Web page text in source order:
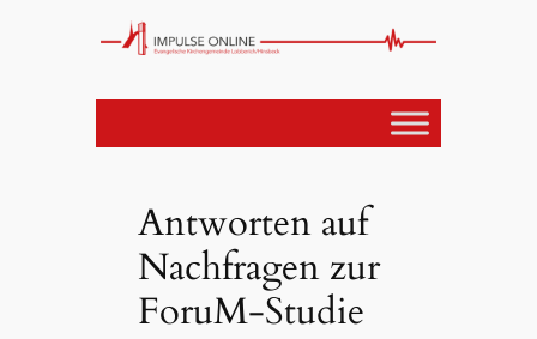
Antworten auf
Nachfragen zur
ForuM-Studie